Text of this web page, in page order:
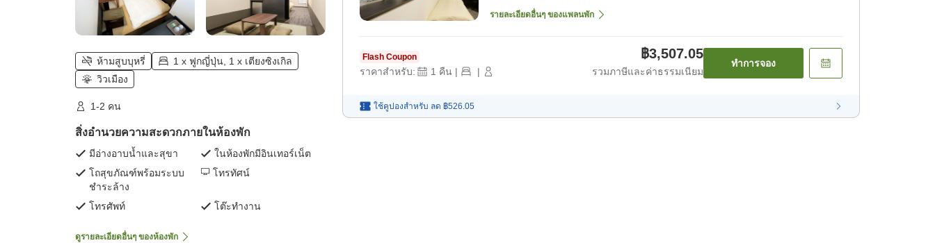
ห้ามสูบบุหรี่
1 x ฟูกญี่ปุ่น, 1 x เตียงซิงเกิล
วิวเมือง
1-2 คน
สิ่งอำนวยความสะดวกภายในห้องพัก
มีอ่างอาบน้ำและสุขา
ในห้องพักมีอินเทอร์เน็ต
โถสุขภัณฑ์พร้อมระบบ
ชำระล้าง
โทรทัศน์
โทรศัพท์ โต๊ะทำงาน
ดูรายละเอียดอื่นๆ ของห้องพัก
รายละเอียดอื่นๆ ของแพลนพัก
Flash Coupon
ราคาสำหรับ: 1 คืน | |
฿3,507.05
รวมภาษีและค่าธรรมเนียม
ทำการจอง
ใช้คูปองสำหรับ ลด ฿526.05